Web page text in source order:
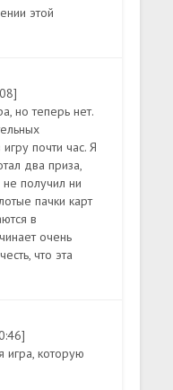
этой
но теперь нет.
почти час. Я
два приза,
получил ни
пачки карт
в
очень
что эта
игра, которую